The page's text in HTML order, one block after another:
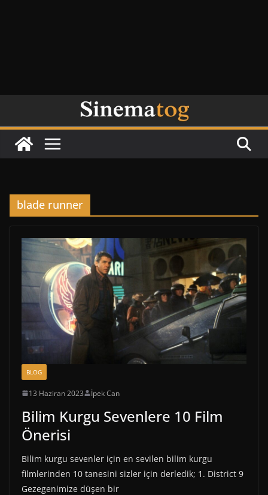
blade runner
BLOG
13 Haziran 2023 İpek Can
Bilim Kurgu Sevenlere 10 Film
Önerisi
Bilim kurgu sevenler için en sevilen bilim kurgu
filmlerinden 10 tanesini sizler için derledik; 1. District 9
Gezegenimize düşen bir